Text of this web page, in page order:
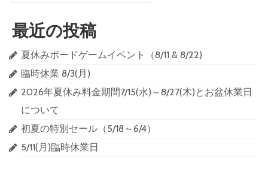
for:
最近の投稿
夏休みボードゲームイベント（8/11 & 8/22)
臨時休業 8/3(月)
2026年夏休み料金期間7/15(水)～8/27(木)とお盆休業日
について
初夏の特別セール（5/18～6/4）
5/11(月)臨時休業日